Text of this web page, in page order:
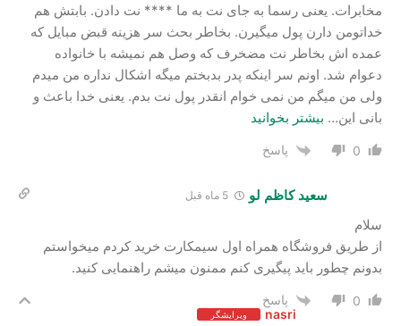
مخابرات. یعنی رسما به جای نت به ما **** نت دادن. بابتش هم
خداتومن دارن پول میگیرن. بخاطر بحث سر هزینه قبض مبایل که
عمده اش بخاطر نت مضخرف که وصل هم نمیشه با خانواده
دعوام شد. اونم سر اینکه پدر بدبختم میگه اشکال نداره من میدم
ولی من میگم من نمی خوام انقدر پول نت بدم. یعنی خدا باعث و
بانی این… بیشتر بخوانید
0 پاسخ
سعید کاظم لو
سلام
از طریق فروشگاه همراه اول سیمکارت خرید کردم میخواستم
بدونم چطور باید پیگیری کنم ممنون میشم راهنمایی کنید.
0
پاسخ
nasri
ویرایشگر